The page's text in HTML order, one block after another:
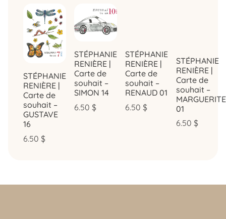
STÉPHANIE
RENIÈRE |
Carte de
souhait –
GUSTAVE
16
6.50 $
STÉPHANIE
RENIÈRE |
Carte de
souhait –
SIMON 14
6.50 $
STÉPHANIE
RENIÈRE |
Carte de
souhait –
RENAUD 01
6.50 $
STÉPHANIE
RENIÈRE |
Carte de
souhait –
MARGUERITE
01
6.50 $